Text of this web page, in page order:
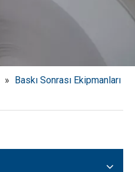
» Baskı Sonrası Ekipmanları